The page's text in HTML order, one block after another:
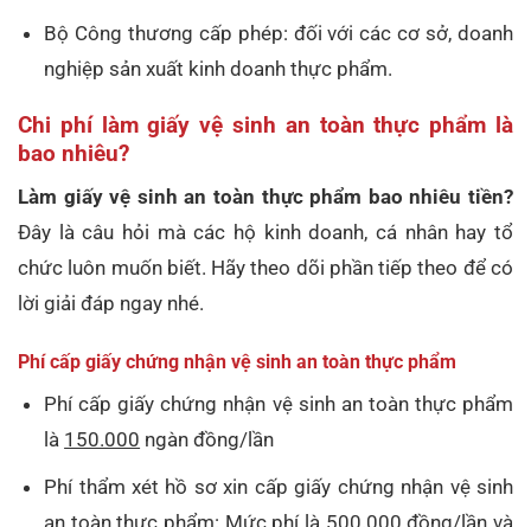
Bộ Công thương cấp phép: đối với các cơ sở, doanh
nghiệp sản xuất kinh doanh thực phẩm.
Chi phí làm giấy vệ sinh an toàn thực phẩm là
bao nhiêu?
Làm giấy vệ sinh an toàn thực phẩm bao nhiêu tiền?
Đây là câu hỏi mà các hộ kinh doanh, cá nhân hay tổ
chức luôn muốn biết. Hãy theo dõi phần tiếp theo để có
lời giải đáp ngay nhé.
Phí cấp giấy chứng nhận vệ sinh an toàn thực phẩm
Phí cấp giấy chứng nhận vệ sinh an toàn thực phẩm
là 150.000 ngàn đồng/lần
Phí thẩm xét hồ sơ xin cấp giấy chứng nhận vệ sinh